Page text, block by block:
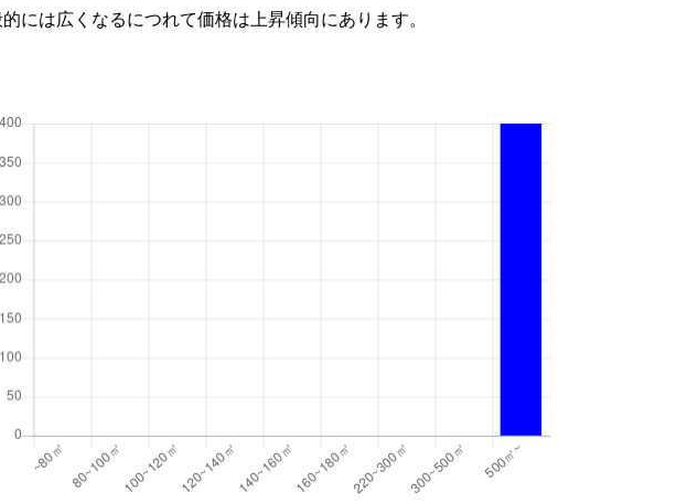
には広くなるにつれて価格は上昇傾向にあります。